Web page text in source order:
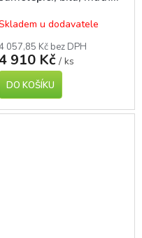
u dodavatele
057,85 Kč bez DPH
910 Kč / ks
DO KOŠÍKU